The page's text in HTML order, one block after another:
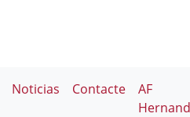
Noticias Contacte
AF